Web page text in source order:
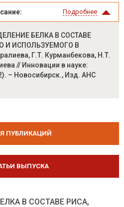
Подробнее
БЕЛКА В СОСТАВЕ
И ИСПОЛЬЗУЕМОГО В
Г.Т. Курманбекова, Н.Т.
// Инновации в науке:
– Новосибирск., Изд. АНС
ПУБЛИКАЦИЙ
ВЫПУСКА
В СОСТАВЕ РИСА,